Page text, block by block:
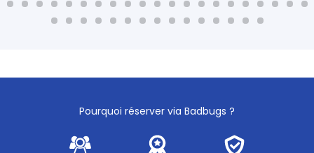
Pourquoi réserver via Badbugs ?